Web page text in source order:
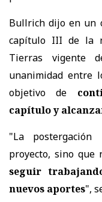
Bullrich dijo en un
capítulo III de la
Tierras vigente
unanimidad entre
objetivo de
capítulo y
"La
proyecto, sino que
seguir
nuevos aportes",